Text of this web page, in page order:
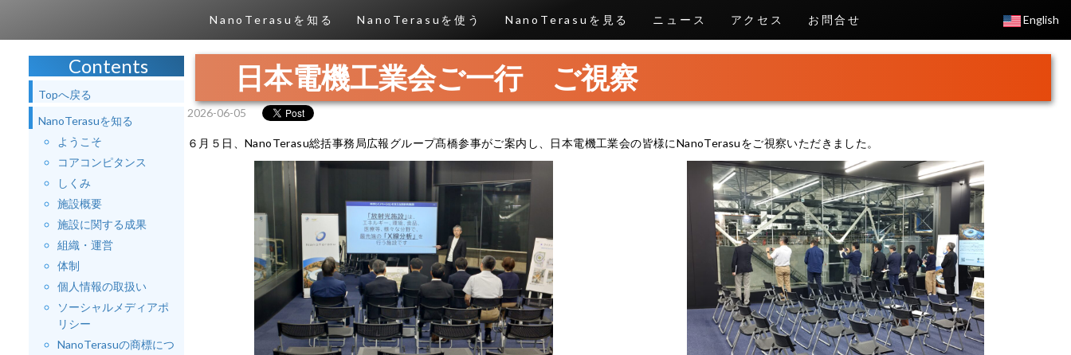
NanoTerasuを知る NanoTerasuを使う NanoTerasuを見る ニュース アクセス お問合せ English
Contents
Topへ戻る
NanoTerasuを知る
ようこそ
コアコンピタンス
しくみ
施設概要
施設に関する成果
組織・運営
体制
個人情報の取扱い
ソーシャルメディアポ
リシー
NanoTerasuの商標につ
日本電機工業会ご一行 ご視察
2026-06-05
６月５日、NanoTerasu総括事務局広報グループ髙橋参事がご案内し、日本電機工業会の皆様にNanoTerasuをご視察いただきました。